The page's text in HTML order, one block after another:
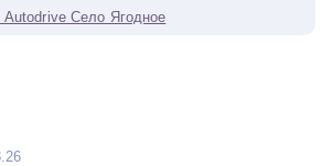
Село Ягодное